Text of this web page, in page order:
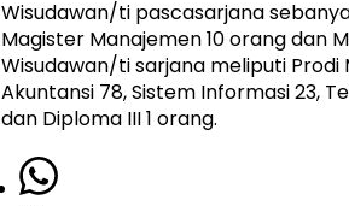
Wisudawan/ti pascasarjana
Magister Manajemen 10 orang dan
Wisudawan/ti sarjana meliputi Prodi
Akuntansi 78, Sistem Informasi 23,
dan Diploma III 1 orang.